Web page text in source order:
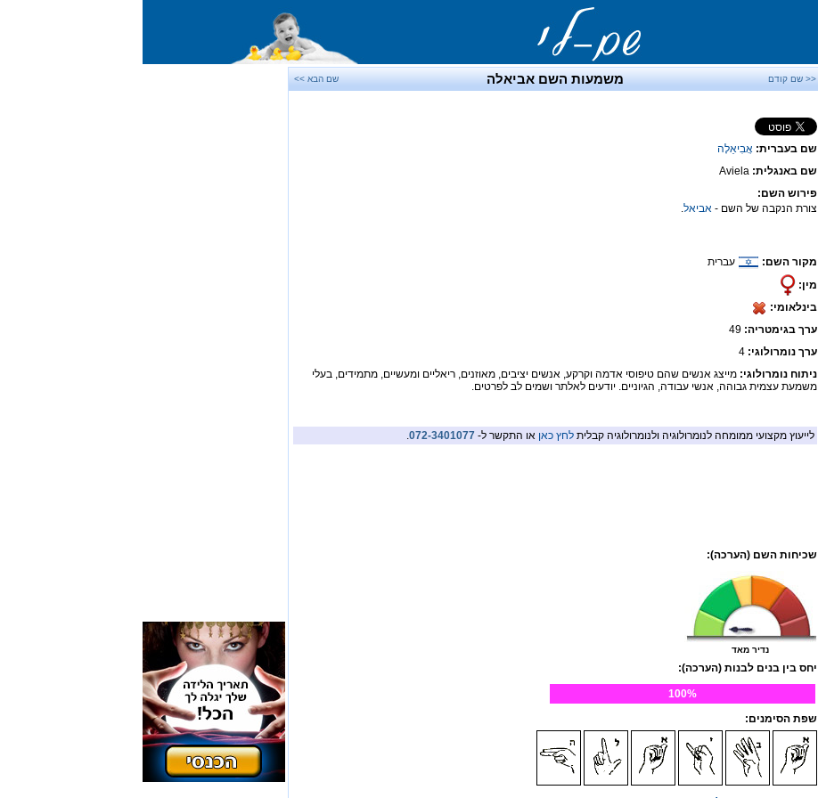
<< שם קודם משמעות השם אביאלה שם הבא >>
שם בעברית: אֲבִיאֵלָה
שם באנגלית: Aviela
פירוש השם:
צורת הנקבה של השם - אביאל.
מקור השם:
עברית
מין:
בינלאומי:
ערך בגימטריה:
ערך נומרולוגי: 4
ניתוח נומרולוגי: מייצג אנשים שהם טיפוסי אדמה וקרקע, אנשים יציבים, מאוזנים, ריאליים ומעשיים, מתמידים, בעלי
משמעת עצמית גבוהה, אנשי עבודה, הגיוניים. יודעים לאלתר ושמים לב לפרטים.
לייעוץ מקצועי ממומחה לנומרולוגיה ולנומרולוגיה קבלית לחץ כאן או התקשר ל- 072-3401077
.
שכיחות השם (הערכה):
נדיר מאד
יחס בין בנים לבנות (הערכה):
100%
שפת הסימנים: